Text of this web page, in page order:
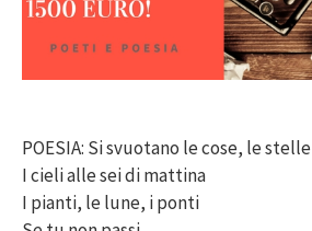
POESIA: Si svuotano le cose, le stelle
I cieli alle sei di mattina
I pianti, le lune, i ponti